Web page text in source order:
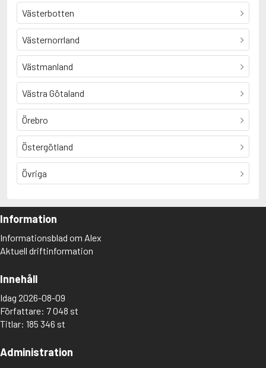
Västerbotten
Västernorrland
Västmanland
Västra Götaland
Örebro
Östergötland
Övriga
Information
Informationsblad om Alex
Aktuell driftinformation
Innehåll
Idag 2026-08-09
Författare: 7 048 st
Titlar: 185 346 st
Administration